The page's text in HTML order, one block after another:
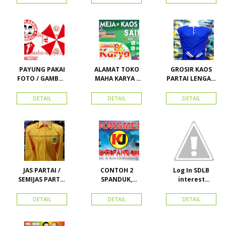
PARTAI
PAYUNG PAKAI
FOTO / GAMBAR
KAMPANYE,
PARTAI DAN
DETAIL
ALAMAT TOKO
MAHA KARYA /
PERDANA 411
DETAIL
GROSIR KAOS
PARTAI LENGAN
MURAH
LACOSTE SEMUA
STOK
DETAIL
JAS PARTAI /
SEMIJAS PARTAI
DETAIL
CONTOH 2
SPANDUK,
KARTU NAMA
DETAIL
Log In SDLB
interest
DETAIL